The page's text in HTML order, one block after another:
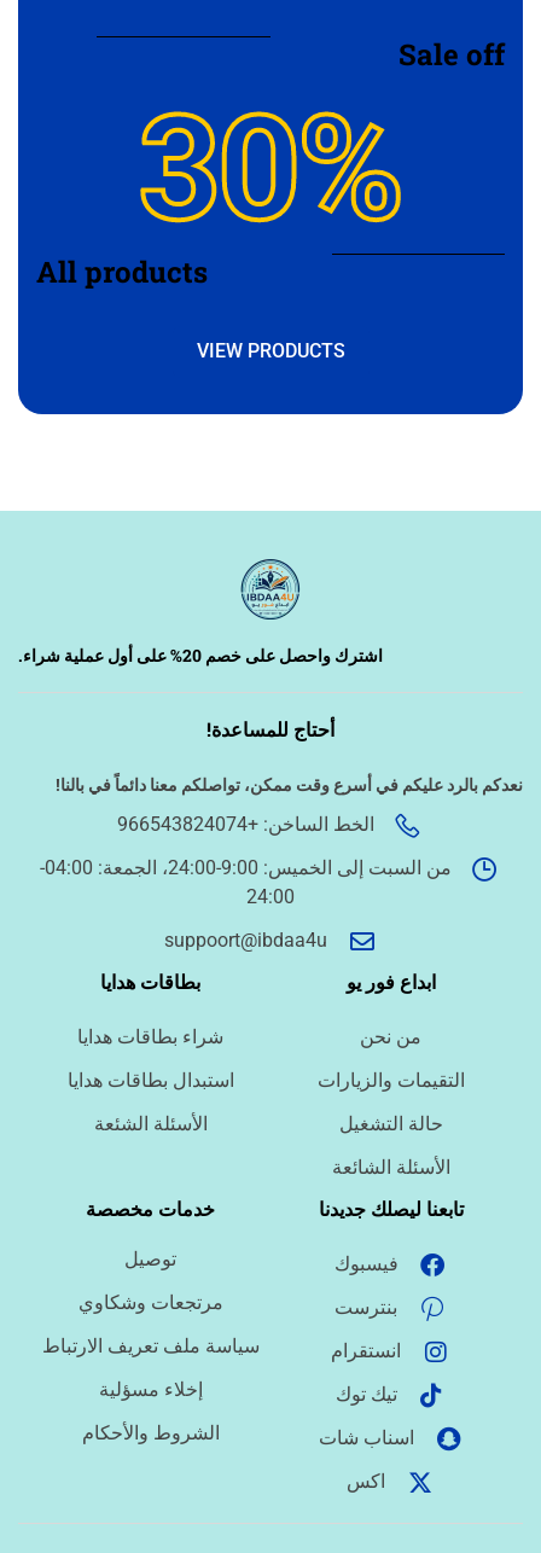
Sale off
30%
All products
VIEW PRODUCTS
اشترك واحصل على خصم 20% على أول عملية شراء.
أحتاج للمساعدة!
نعدكم بالرد عليكم في أسرع وقت ممكن، تواصلكم معنا دائماً في بالنا!
الخط الساخن: +966543824074
من السبت إلى الخميس: 9:00-24:00، الجمعة: 04:00-
24:00
suppoort@ibdaa4u
ابداع فور يو
من نحن
التقيمات والزيارات
حالة التشغيل
الأسئلة الشائعة
بطاقات هدايا
شراء بطاقات هدايا
استبدال بطاقات هدايا
الأسئلة الشئعة
تابعنا ليصلك جديدنا
فيسبوك
بنترست
انستقرام
تيك توك
اسناب شات
اكس
خدمات مخصصة
توصيل
مرتجعات وشكاوي
سياسة ملف تعريف الارتباط
إخلاء مسؤلية
الشروط والأحكام
التدريب
تصميم موقع/متجر/تطبيق ‹
التسويق الإلكتروني
دراسة الجدوى وخطط المشاريع
الخدمات الإلكترونية الحكومية
ما نوع الملف؟
ما درجة الاستعجال؟
هل تحتاج تنسيقًا أو توثيق مراجع؟